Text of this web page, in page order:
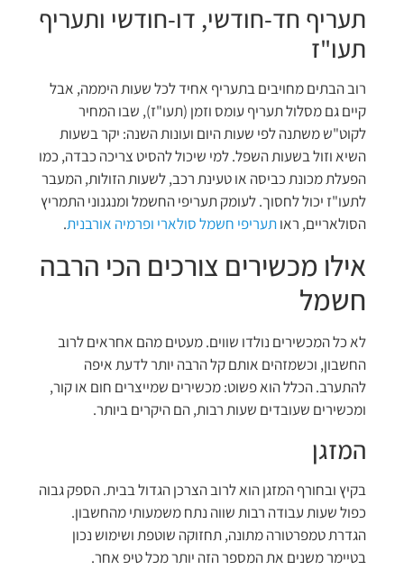
תעריף חד-חודשי, דו-חודשי ותעריף
תעו"ז
רוב הבתים מחויבים בתעריף אחיד לכל שעות היממה, אבל
קיים גם מסלול תעריף עומס וזמן (תעו"ז), שבו המחיר
לקוט"ש משתנה לפי שעות היום ועונות השנה: יקר בשעות
השיא וזול בשעות השפל. למי שיכול להסיט צריכה כבדה, כמו
הפעלת מכונת כביסה או טעינת רכב, לשעות הזולות, המעבר
לתעו"ז יכול לחסוך. לעומק תעריפי החשמל ומנגנוני התמריץ
הסולאריים, ראותעריפי חשמל סולארי ופרמיה אורבנית.
אילו מכשירים צורכים הכי הרבה
חשמל
לא כל המכשירים נולדו שווים. מעטים מהם אחראים לרוב
החשבון, וכשמזהים אותם קל הרבה יותר לדעת איפה
להתערב. הכלל הוא פשוט: מכשירים שמייצרים חום או קור,
ומכשירים שעובדים שעות רבות, הם היקרים ביותר.
המזגן
בקיץ ובחורף המזגן הוא לרוב הצרכן הגדול בבית. הספק גבוה
כפול שעות עבודה רבות שווה נתח משמעותי מהחשבון.
הגדרת טמפרטורה מתונה, תחזוקה שוטפת ושימוש נכון
בטיימר משנים את המספר הזה יותר מכל טיפ אחר.